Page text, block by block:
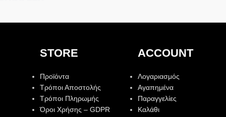
STORE
Προϊόντα
Τρόποι Αποστολής
Τρόποι Πληρωμής
Όροι Χρήσης – GDPR
ACCOUNT
Λογαριασμός
Αγαπημένα
Παραγγελίες
Καλάθι